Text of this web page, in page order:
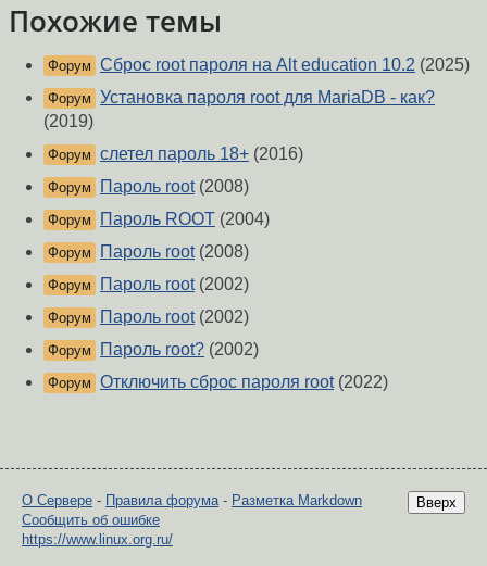
Похожие темы
Форум Сброс root пароля на Alt education 10.2 (2025)
Форум Установка пароля root для MariaDB - как?
(2019)
Форум слетел пароль 18+ (2016)
Форум Пароль root(2008)
Форум Пароль ROOT (2004)
Форум Пароль root(2008)
Форум Пароль root(2002)
Форум Пароль root(2002)
Форум Пароль root? (2002)
Форум Отключить сброс пароля root(2022)
Вверх
О Сервере - Правила форума - Разметка Markdown
Сообщить об ошибке
https://www.linux.org.ru/